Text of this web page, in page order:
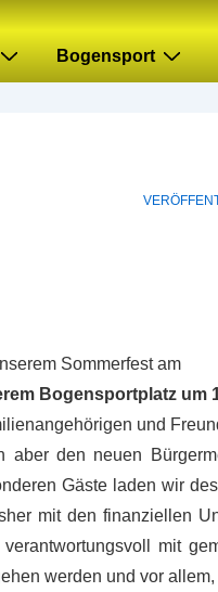
Bogensport
Sommerfest am
Bogensportplatz um
und
den neuen
Gäste laden wir
mit den finanziellen
mit
werden und vor